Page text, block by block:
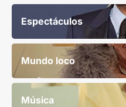
Espectáculos
Mundo loco
Música